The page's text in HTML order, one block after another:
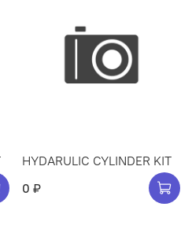
HYDARULIC CYLINDER KIT
0 ₽